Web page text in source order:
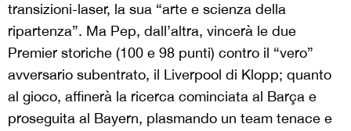
transizioni-laser, la sua “arte e scienza della
ripartenza”. Ma Pep, dall’altra, vincerà le due
Premier storiche (100 e 98 punti) contro il “vero”
avversario subentrato, il Liverpool di Klopp; quanto
al gioco, affinerà la ricerca cominciata al Barça e
proseguita al Bayern, plasmando un team tenace e